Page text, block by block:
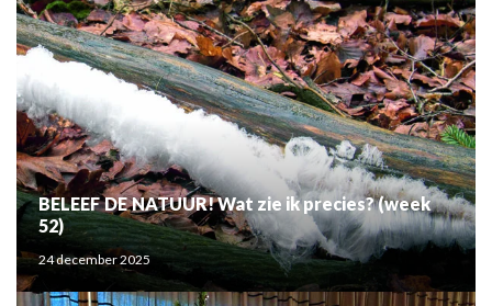
BELEEF DE NATUUR! Wat zie ik precies? (week
52)
24 december 2025